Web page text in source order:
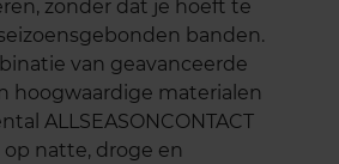
zonder dat je hoeft te
banden.
van geavanceerde
hoogwaardige materialen
ALLSEASONCONTACT
natte, droge en